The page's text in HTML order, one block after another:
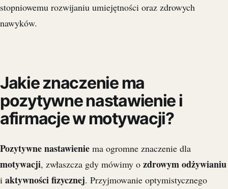
stopniowemu rozwijaniu umiejętności oraz zdrowych
nawyków.
Jakie znaczenie ma
pozytywne nastawienie i
afirmacje w motywacji?
Pozytywne nastawienie ma ogromne znaczenie dla
motywacji, zwłaszcza gdy mówimy o zdrowym odżywianiu
i aktywności fizycznej. Przyjmowanie optymistycznego